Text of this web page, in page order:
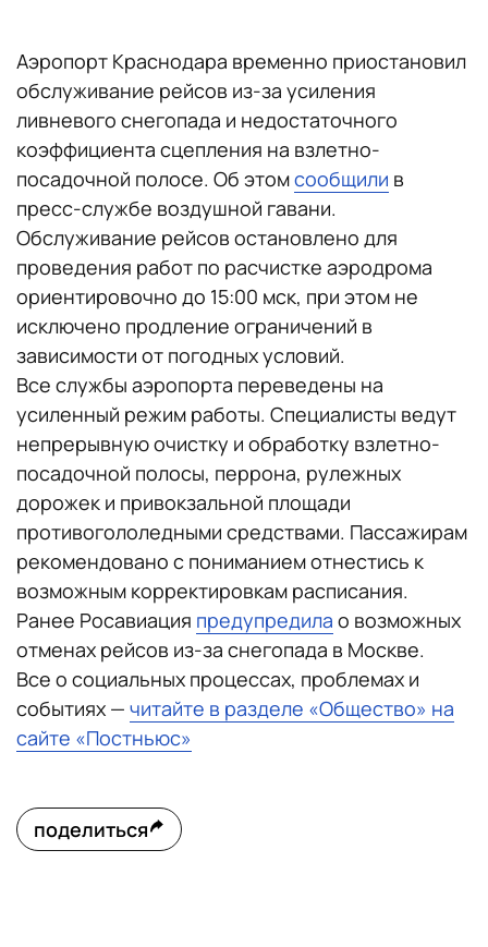
Аэропорт Краснодара временно приостановил
обслуживание рейсов из-за усиления
ливневого снегопада и недостаточного
коэффициента сцепления на взлетно-
посадочной полосе. Об этомсообщили в
пресс-службе воздушной гавани.
Обслуживание рейсов остановлено для
проведения работ по расчистке аэродрома
ориентировочно до 15:00 мск, при этом не
исключено продление ограничений в
зависимости от погодных условий.
Все службы аэропорта переведены на
усиленный режим работы. Специалисты ведут
непрерывную очистку и обработку взлетно-
посадочной полосы, перрона, рулежных
дорожек и привокзальной площади
противогололедными средствами. Пассажирам
рекомендовано с пониманием отнестись к
возможным корректировкам расписания.
Ранее Росавиация предупредила о возможных
отменах рейсов из-за снегопада в Москве.
Все о социальных процессах, проблемах и
событиях — читайте в разделе «Общество» на
сайте «Постньюс»
поделиться